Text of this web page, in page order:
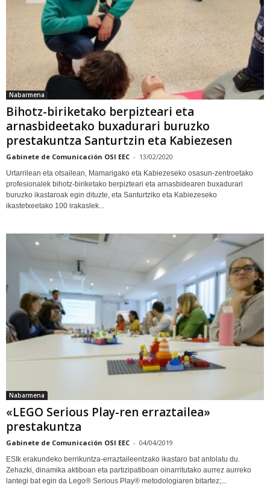
Nabarmena
Bihotz-biriketako berpizteari eta
arnasbideetako buxadurari buruzko
prestakuntza Santurtzin eta Kabiezesen
Gabinete de Comunicación OSI EEC - 13/02/2020
Urtarrilean eta otsailean, Mamarigako eta Kabiezeseko osasun-zentroetako
profesionalek bihotz-biriketako berpizteari eta arnasbidearen buxadurari
buruzko ikastaroak egin dituzte, eta Santurtziko eta Kabiezeseko
ikastetxeetako 100 irakaslek...
Nabarmena
«LEGO Serious Play-ren erraztailea»
prestakuntza
Gabinete de Comunicación OSI EEC - 04/04/2019
ESIk erakundeko berrikuntza-erraztaileentzako ikastaro bat antolatu du.
Zehazki, dinamika aktiboan eta partizipatiboan oinarritutako aurrez aurreko
lantegi bat egin da Lego® Serious Play® metodologiaren bitartez;...